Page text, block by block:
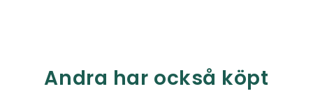
Andra har också köpt